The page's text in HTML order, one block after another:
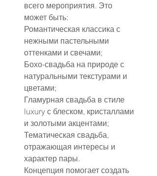
всего мероприятия. Это
может быть:
Романтическая классика с
нежными пастельными
оттенками и свечами;
Бохо-свадьба на природе с
натуральными текстурами и
цветами;
Гламурная свадьба в стиле
luxury с блеском, кристаллами
и золотыми акцентами;
Тематическая свадьба,
отражающая интересы и
характер пары.
Концепция помогает создать